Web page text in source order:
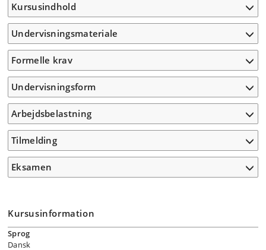
Kursusindhold
Undervisningsmateriale
Formelle krav
Undervisningsform
Arbejdsbelastning
Tilmelding
Eksamen
Kursusinformation
Sprog
Dansk